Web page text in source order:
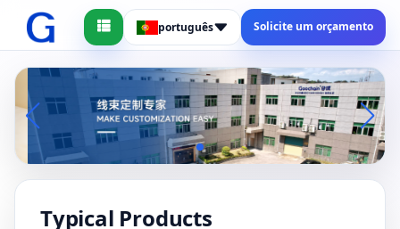
português Solicite um orçamento
Typical Products